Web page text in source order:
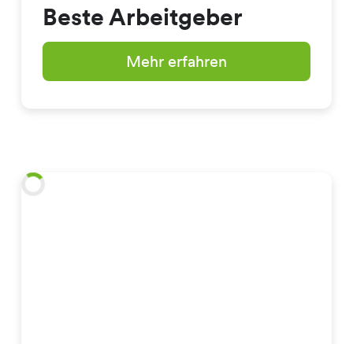
Beste Arbeitgeber
Mehr erfahren